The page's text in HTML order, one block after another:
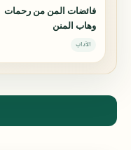
فائضات المن من رحمات
وهاب المنن
الآداب